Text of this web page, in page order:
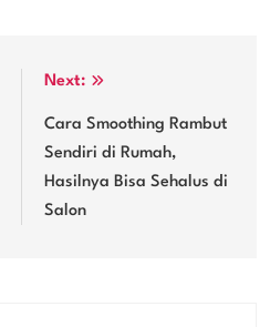
Next:
Cara Smoothing Rambut
Sendiri di Rumah,
Hasilnya Bisa Sehalus di
Salon